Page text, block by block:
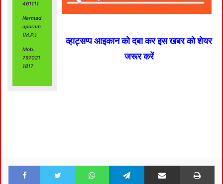
461111
Narmad
apuram
(M.P.)
Mob.
797021
1817
व्हाट्सप्प आइकान को दबा कर इस खबर को शेयर
जरूर करें
Facebook Twitter WhatsApp Telegram Share via Email